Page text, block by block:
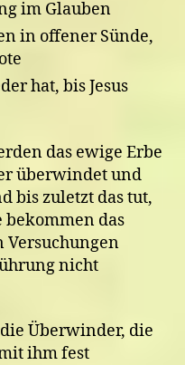
im Glauben
in offener Sünde,
hat, bis Jesus
das ewige Erbe
überwindet und
bis zuletzt das tut,
bekommen das
Versuchungen
nicht
Überwinder, die
ihm fest